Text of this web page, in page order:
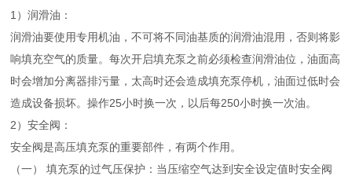
1）润滑油：
润滑油要使用专用机油，不可将不同油基质的润滑油混用，否则将影
响填充空气的质量。每次开启填充泵之前必须检查润滑油位，油面高
时会增加分离器排污量，太高时还会造成填充泵停机，油面过低时会
造成设备损坏。操作25小时换一次，以后每250小时换一次油。
2）安全阀：
安全阀是高压填充泵的重要部件，有两个作用。
（一）
填充泵的过气压保护：当压缩空气达到安全设定值时安全阀